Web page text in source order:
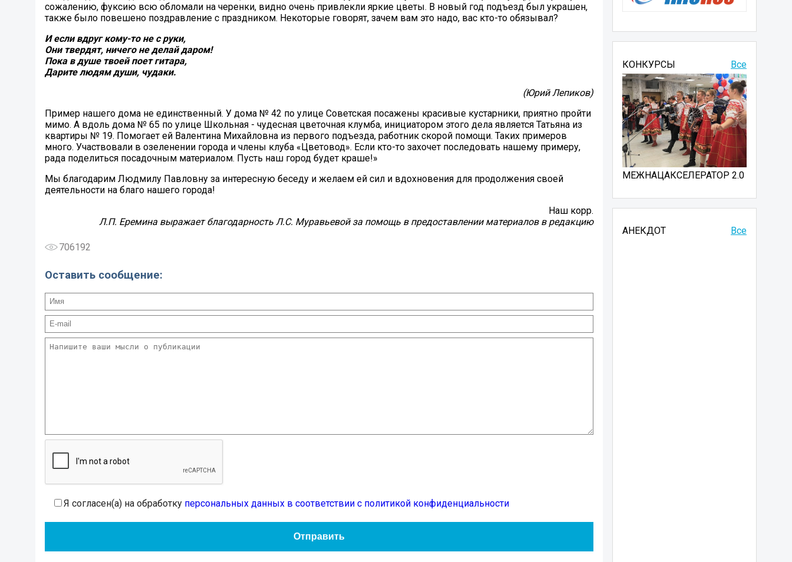
сожалению, фуксию всю обломали на черенки, видно очень привлекли яркие цветы. В новый год подъезд был украшен,
также было повешено поздравление с праздником. Некоторые говорят, зачем вам это надо, вас кто-то обязывал?
И если вдруг кому-то не с руки,
Они твердят, ничего не делай даром!
Пока в душе твоей поет гитара,
Дарите людям души, чудаки.
(Юрий Лепиков)
Пример нашего дома не единственный. У дома № 42 по улице Советская посажены красивые кустарники, приятно пройти
мимо. А вдоль дома № 65 по улице Школьная - чудесная цветочная клумба, инициатором этого дела является Татьяна из
квартиры № 19. Помогает ей Валентина Михайловна из первого подъезда, работник скорой помощи. Таких примеров
много. Участвовали в озеленении города и члены клуба «Цветовод». Если кто-то захочет последовать нашему примеру,
рада поделиться посадочным материалом. Пусть наш город будет краше!»
Мы благодарим Людмилу Павловну за интересную беседу и желаем ей сил и вдохновения для продолжения своей
деятельности на благо нашего города!
Наш корр.
Л.П. Еремина выражает благодарность Л.С. Муравьевой за помощь в предоставлении материалов в редакцию
706192
Оставить сообщение:
Я согласен(а) на обработку персональных данных в соответствии с политикой конфиденциальности
Все
КОНКУРСЫ
МЕЖНАЦАКСЕЛЕРАТОР 2.0
АНЕКДОТ Все